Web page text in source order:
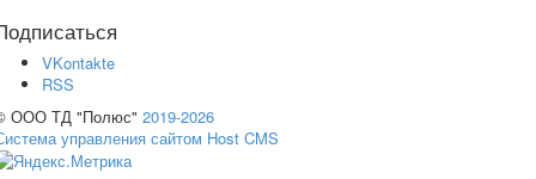
VKontakte
RSS
ООО ТД "Полюс" 2019-2026
управления сайтом Host CMS